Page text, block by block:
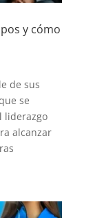
y cómo
de sus
se
liderazgo
alcanzar